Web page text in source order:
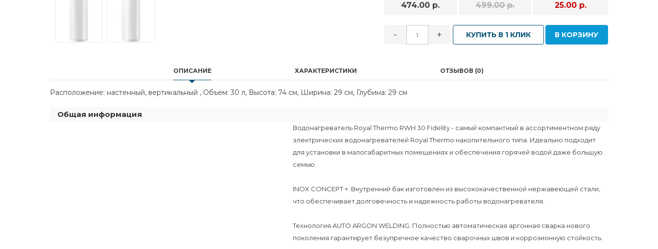
474.00 р. 499.00 р. 25.00 р.
- + КУПИТЬ В 1 КЛИК В КОРЗИНУ
ОПИСАНИЕ ХАРАКТЕРИСТИКИ ОТЗЫВОВ (0)
Расположение: настенный, вертикальный , Объем: 30 л, Высота: 74 см, Ширина: 29 см, Глубина: 29 см
Общая информация
Водонагреватель Royal Thermo RWH 30 Fidelity - самый компактный в ассортиментном ряду
электрических водонагревателей Royal Thermo накопительного типа. Идеально подходит
для установки в малогабаритных помещениях и обеспечения горячей водой даже большую
семью.
INOX CONCEPT +: Внутренний бак изготовлен из высококачественной нержавеющей стали,
что обеспечивает долговечность и надежность работы водонагревателя.
Технология AUTO ARGON WELDING: Полностью автоматическая аргонная сварка нового
поколения гарантирует безупречное качество сварочных швов и коррозионную стойкость.